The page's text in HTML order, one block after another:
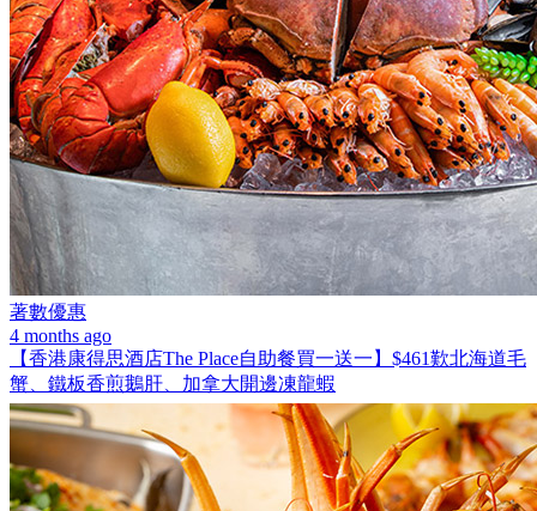
著數優惠
4 months ago
【香港康得思酒店The Place自助餐買一送一】$461歎北海道毛
蟹、鐵板香煎鵝肝、加拿大開邊凍龍蝦